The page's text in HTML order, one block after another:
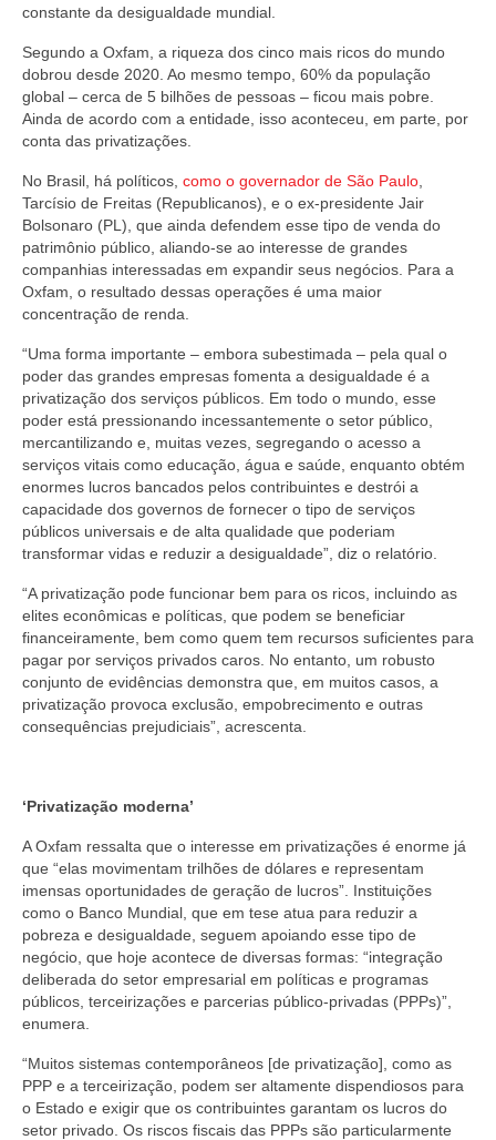
constante da desigualdade mundial.
Segundo a Oxfam, a riqueza dos cinco mais ricos do mundo
dobrou desde 2020. Ao mesmo tempo, 60% da população
global – cerca de 5 bilhões de pessoas – ficou mais pobre.
Ainda de acordo com a entidade, isso aconteceu, em parte, por
conta das privatizações.
No Brasil, há políticos, como o governador de São Paulo
Tarcísio de Freitas (Republicanos), e o ex-presidente Jair
Bolsonaro (PL), que ainda defendem esse tipo de venda do
patrimônio público, aliando-se ao interesse de grandes
companhias interessadas em expandir seus negócios. Para a
Oxfam, o resultado dessas operações é uma maior
concentração de renda.
“Uma forma importante – embora subestimada – pela qual o
poder das grandes empresas fomenta a desigualdade é a
privatização dos serviços públicos. Em todo o mundo, esse
poder está pressionando incessantemente o setor público,
mercantilizando e, muitas vezes, segregando o acesso a
serviços vitais como educação, água e saúde, enquanto obtém
enormes lucros bancados pelos contribuintes e destrói a
capacidade dos governos de fornecer o tipo de serviços
públicos universais e de alta qualidade que poderiam
transformar vidas e reduzir a desigualdade”, diz o relatório.
“A privatização pode funcionar bem para os ricos, incluindo as
elites econômicas e políticas, que podem se beneficiar
financeiramente, bem como quem tem recursos suficientes para
pagar por serviços privados caros. No entanto, um robusto
conjunto de evidências demonstra que, em muitos casos, a
privatização provoca exclusão, empobrecimento e outras
consequências prejudiciais”, acrescenta.
‘Privatização moderna’
A Oxfam ressalta que o interesse em privatizações é enorme já
que “elas movimentam trilhões de dólares e representam
imensas oportunidades de geração de lucros”. Instituições
como o Banco Mundial, que em tese atua para reduzir a
pobreza e desigualdade, seguem apoiando esse tipo de
negócio, que hoje acontece de diversas formas: “integração
deliberada do setor empresarial em políticas e programas
públicos, terceirizações e parcerias público-privadas (PPPs)”,
enumera.
“Muitos sistemas contemporâneos [de privatização], como as
PPP e a terceirização, podem ser altamente dispendiosos para
o Estado e exigir que os contribuintes garantam os lucros do
setor privado. Os riscos fiscais das PPPs são particularmente